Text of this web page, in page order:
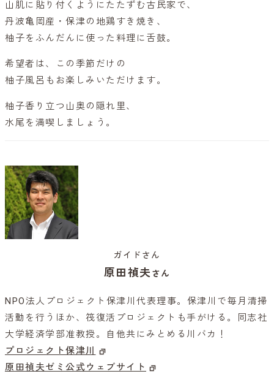
山肌に貼り付くようにたたずむ古民家で、
丹波亀岡産・保津の地鶏すき焼き、
柚子をふんだんに使った料理に舌鼓。
希望者は、この季節だけの
柚子風呂もお楽しみいただけます。
柚子香り立つ山奥の隠れ里、
水尾を満喫しましょう。
ガイドさん
原田禎夫 さん
NPO法人プロジェクト保津川代表理事。保津川で毎月清掃
活動を行うほか、筏復活プロジェクトも手がける。同志社
大学経済学部准教授。自他共にみとめる川バカ！
プロジェクト保津川
原田禎夫ゼミ公式ウェブサイト